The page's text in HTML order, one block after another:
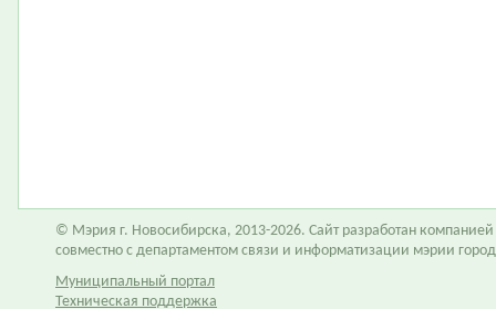
© Мэрия г. Новосибирска, 2013-2026. Сайт разработан компанией
совместно с департаментом связи и информатизации мэрии
Муниципальный портал
Техническая поддержка